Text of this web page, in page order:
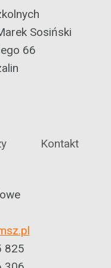
Sosiński
66
Kontakt
825